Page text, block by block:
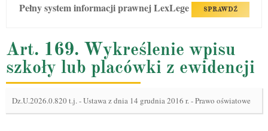
Pełny system informacji prawnej LexLege SPRAWDŹ
Art. 169. Wykreślenie wpisu
szkoły lub placówki z ewidencji
Dz.U.2026.0.820 t.j.-Ustawa z dnia 14 grudnia 2016 r. - Prawo oświatowe